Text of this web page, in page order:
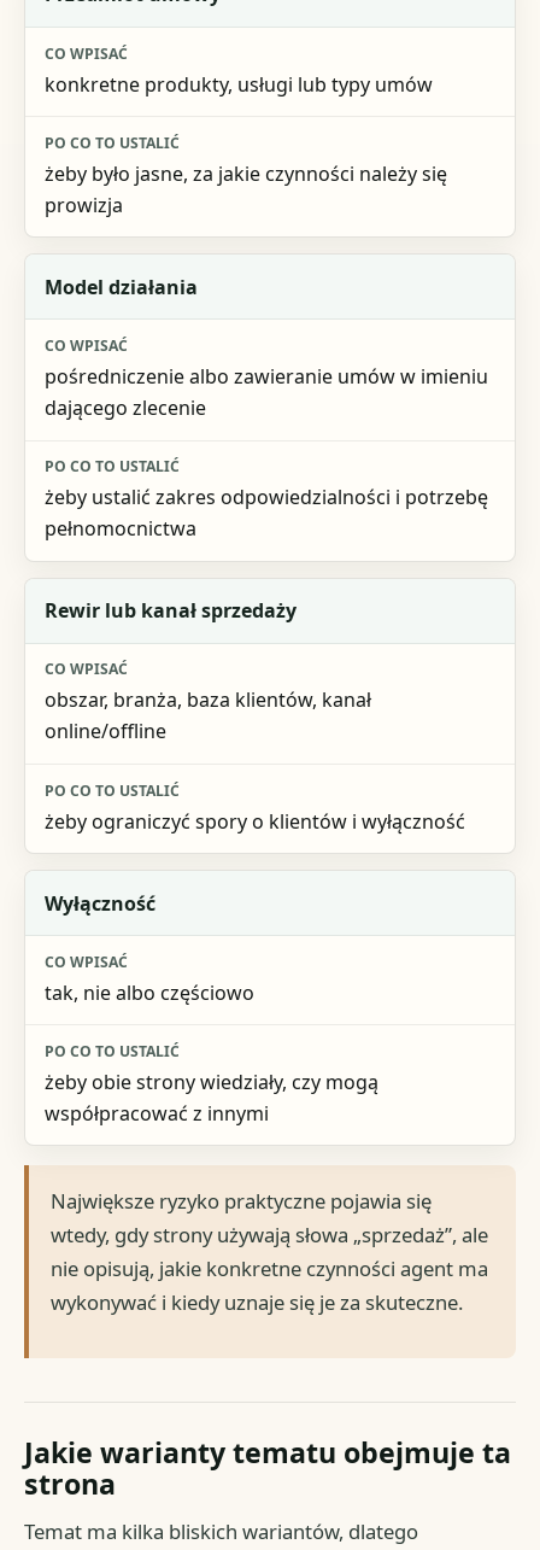
Co wpisać
Po co to ustalić
konkretne produkty, usługi lub typy umów
żeby było jasne, za jakie czynności należy się
prowizja
Model działania
pośredniczenie albo zawieranie umów w imieniu
dającego zlecenie
żeby ustalić zakres odpowiedzialności i potrzebę
pełnomocnictwa
Rewir lub kanał sprzedaży
obszar, branża, baza klientów, kanał
online/offline
żeby ograniczyć spory o klientów i wyłączność
Wyłączność
tak, nie albo częściowo
żeby obie strony wiedziały, czy mogą
współpracować z innymi
Największe ryzyko praktyczne pojawia się
wtedy, gdy strony używają słowa „sprzedaż”, ale
nie opisują, jakie konkretne czynności agent ma
wykonywać i kiedy uznaje się je za skuteczne.
Jakie warianty tematu obejmuje ta
strona
Temat ma kilka bliskich wariantów, dlatego